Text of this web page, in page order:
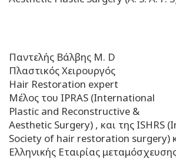
Παντελής Βάλβης M. D
Πλαστικός Χειρουργός
Hair Restoration expert
Μέλος του IPRAS (International
Plastic and Reconstructive &
Aesthetic Surgery) , και της ISHRS
Society of hair restoration surgery)
Ελληνικής Εταιρίας